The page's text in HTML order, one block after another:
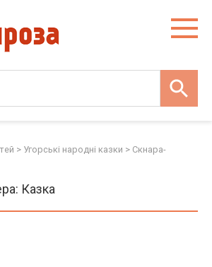
> Угорські народні казки > Скнара-
Казка